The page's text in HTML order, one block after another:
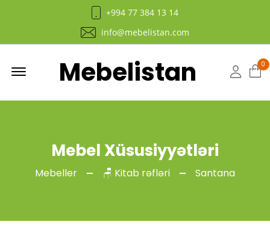
+994 77 384 13 14
info@mebelistan.com
Mebelistan 0
Mebel Xüsusiyyətləri
Mebeller 🪑 Kitab rəfləri Santana